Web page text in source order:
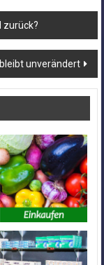
zurück?
unverändert